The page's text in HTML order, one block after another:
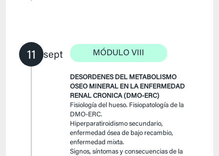
11 sept MÓDULO VIII
DESORDENES DEL METABOLISMO
OSEO MINERAL EN LA ENFERMEDAD
RENAL CRONICA (DMO-ERC)
Fisiología del hueso. Fisiopatología de la
DMO-ERC.
Hiperparatiroidismo secundario,
enfermedad ósea de bajo recambio,
enfermedad mixta.
Signos, síntomas y consecuencias de la